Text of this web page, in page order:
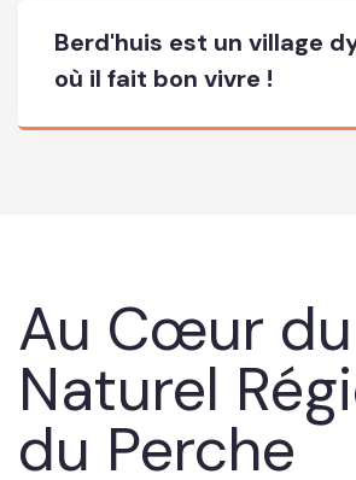
Berd'huis est un village
où il fait bon vivre !
Au Cœur
Naturel
du Perche